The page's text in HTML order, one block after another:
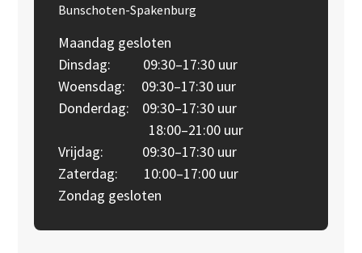
Bunschoten-Spakenburg
Maandag gesloten
Dinsdag: 09:30–17:30 uur
Woensdag: 09:30–17:30 uur
Donderdag: 09:30–17:30 uur
18:00–21:00 uur
Vrijdag: 09:30–17:30 uur
Zaterdag: 10:00–17:00 uur
Zondag gesloten